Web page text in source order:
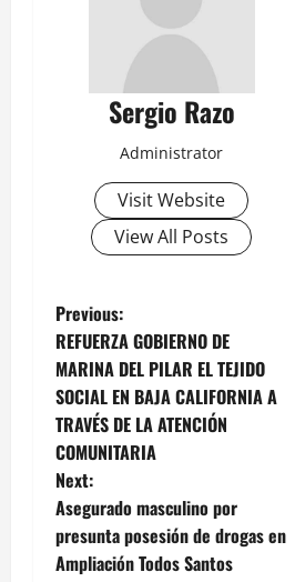
Sergio Razo
Administrator
Visit Website
View All Posts
P
o
s
t
n
a
Previous:
REFUERZA GOBIERNO DE
MARINA DEL PILAR EL TEJIDO
SOCIAL EN BAJA CALIFORNIA A
TRAVÉS DE LA ATENCIÓN
COMUNITARIA
Next:
Asegurado masculino por
presunta posesión de drogas en
Ampliación Todos Santos